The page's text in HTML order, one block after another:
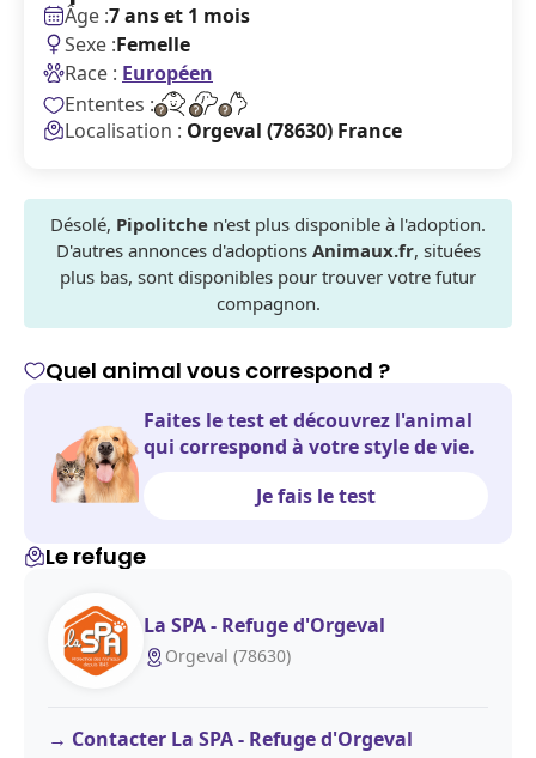
Âge :7 ans et 1 mois
Sexe :Femelle
Race : Européen
Ententes :
Localisation : Orgeval (78630) France
Désolé, Pipolitche n'est plus disponible à l'adoption.
D'autres annonces d'adoptions Animaux.fr, situées
plus bas, sont disponibles pour trouver votre futur
compagnon.
Quel animal vous correspond ?
Faites le test et découvrez l'animal
qui correspond à votre style de vie.
Je fais le test
Le refuge
La SPA - Refuge d'Orgeval
Orgeval (78630)
Contacter La SPA - Refuge d'Orgeval